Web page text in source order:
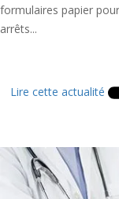
formulaires papier
arrêts...
Lire cette actualité